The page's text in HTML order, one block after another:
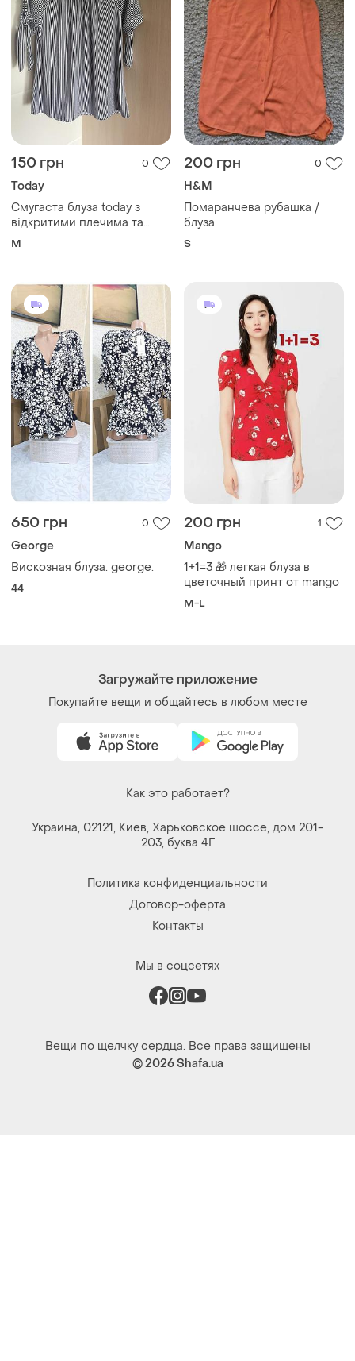
150 грн 0
Today
Смугаста блуза today з
відкритими плечима та
зав'язками, розмір m
M
200 грн 0
H&M
Помаранчева рубашка /
блуза
S
650 грн 0
George
Вискозная блуза. george.
44
200 грн 1
Mango
1+1=3 🎁 легкая блуза в
цветочный принт от mango
M-L
Загружайте приложение
Покупайте вещи и общайтесь в любом месте
Как это работает?
Украина, 02121, Киев, Харьковское шоссе, дом 201-
203, буква 4Г
Политика конфиденциальности
Договор-оферта
Контакты
Мы в соцсетях
Вещи по щелчку сердца. Все права защищены
© 2026Shafa.ua